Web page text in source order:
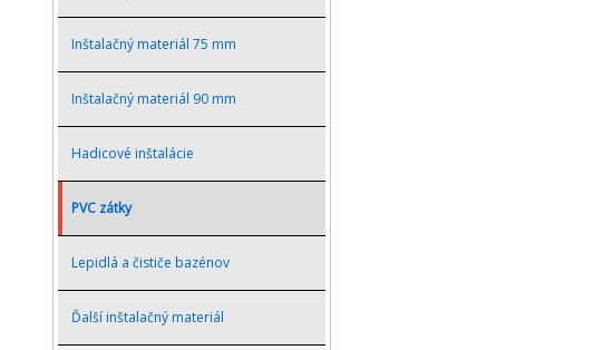
Inštalačný materiál 75 mm
Inštalačný materiál 90 mm
Hadicové inštalácie
PVC zátky
Lepidlá a čističe bazénov
Ďalší inštalačný materiál